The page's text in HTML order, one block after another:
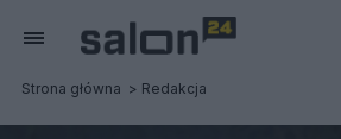
Strona główna Redakcja